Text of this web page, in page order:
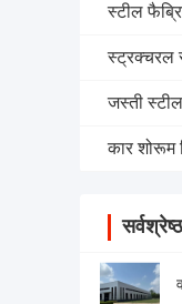
स्टील
स्ट्रक्चरल
जस्ती
कार शोरूम